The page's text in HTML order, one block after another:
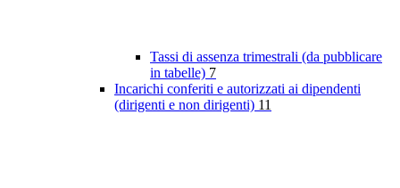
Tassi di assenza trimestrali (da pubblicare
in tabelle) 7
Incarichi conferiti e autorizzati ai dipendenti
(dirigenti e non dirigenti) 11